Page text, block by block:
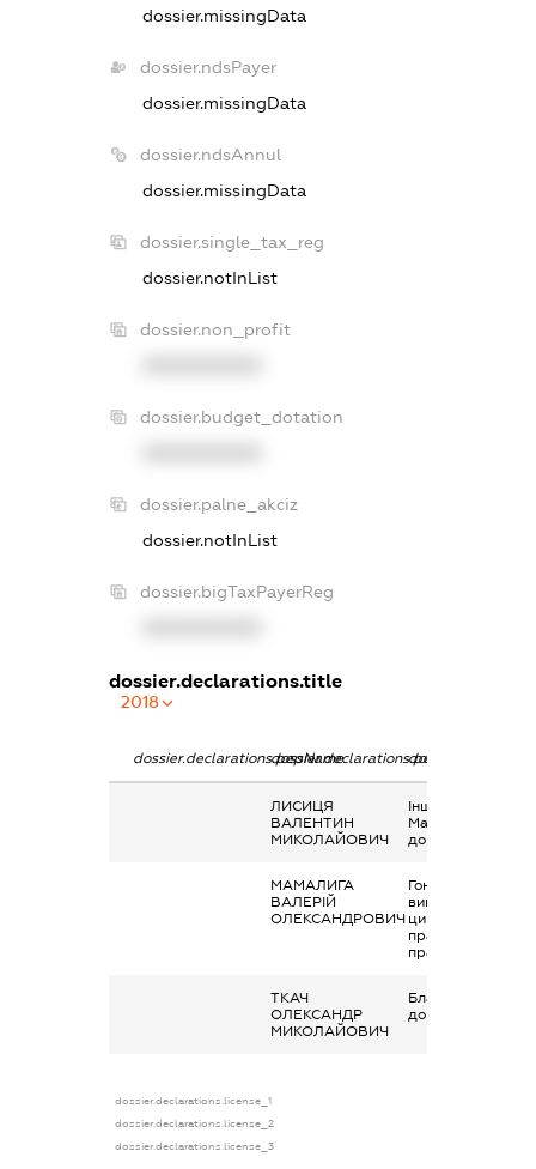
dossier.missingData
dossier.ndsPayer
dossier.missingData
dossier.ndsAnnul
dossier.missingData
dossier.single_tax_reg
dossier.notInList
dossier.non_profit
dossier.budget_dotation
dossier.palne_akciz
dossier.notInList
dossier.bigTaxPayerReg
dossier.declarations.title
2018
dossier.declarations.pepNamedossier.declarations.personName
ЛИСИЦЯ
ВАЛЕНТИН
МИКОЛАЙОВИЧ
Інше,
Матеріальна
допомога
МАМАЛИГА
ВАЛЕРІЙ
ОЛЕКСАНДРОВИЧ
Гонорари та інші
виплати згідно з
цивільно-
правовим
правочинами
ТКАЧ
ОЛЕКСАНДР
МИКОЛАЙОВИЧ
Благодійна
допомога
dossier.declarations.license_1
dossier.declarations.license_2
dossier.declarations.license_3